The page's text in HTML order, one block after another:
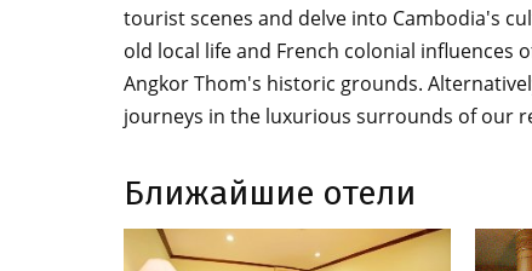
tourist scenes and delve into Cambodia's
old local life and French colonial influences
Angkor Thom's historic grounds.
journeys in the luxurious surrounds of our
Ближайшие отели